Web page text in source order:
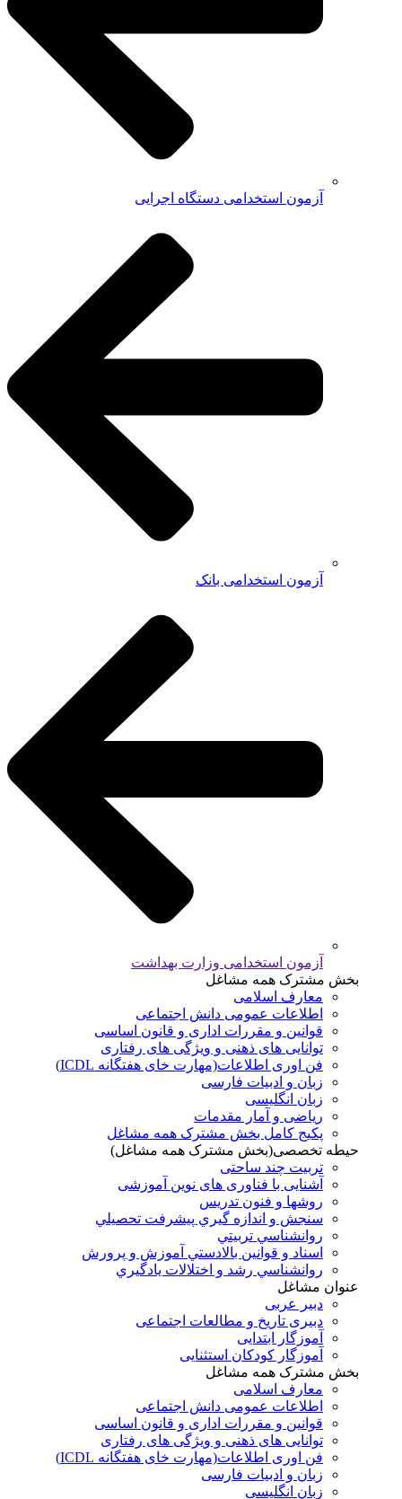
آزمون استخدامی دستگاه اجرایی
آزمون استخدامی بانک
آزمون استخدامی وزارت بهداشت
بخش مشترک همه مشاغل
معارف اسلامی
اطلاعات عمومی دانش اجتماعی
قوانین و مقررات اداری و قانون اساسی
توانایی های ذهنی و ویژگی های رفتاری
فن اوری اطلاعات(مهارت خای هفتگانه ICDL)
زبان و ادبیات فارسی
زبان انگلیسی
ریاضی و آمار مقدمات
پکیج کامل بخش مشترک همه مشاغل
حیطه تخصصی(بخش مشترک همه مشاغل)
تربیت چند ساحتی
آشنایی با فناوری های نوین آموزشی
روشها و فنون تدريس
سنجش و اندازه گيري پيشرفت تحصيلي
روانشناسي تربيتي
اسناد و قوانين بالادستي آموزش و پرورش
روانشناسي رشد و اختلالات يادگيري
عنوان مشاغل
دبير عربی
دبیری تاریخ و مطالعات اجتماعی
آموزگار ابتدایی
آموزگار کودکان استثنایی
بخش مشترک همه مشاغل
معارف اسلامی
اطلاعات عمومی دانش اجتماعی
قوانین و مقررات اداری و قانون اساسی
توانایی های ذهنی و ویژگی های رفتاری
فن اوری اطلاعات(مهارت خای هفتگانه ICDL)
زبان و ادبیات فارسی
زبان انگلیسی